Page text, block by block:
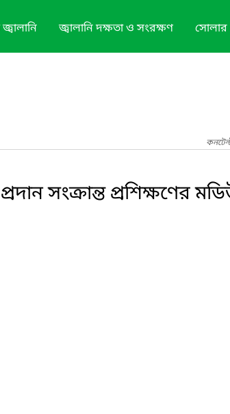
জ্বালানি দক্ষতা ও সংরক্ষণ সোলার
সংক্রান্ত প্রশিক্ষণের